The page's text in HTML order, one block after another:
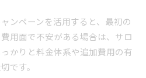
ンペーンを活用すると、最初の
用面で不安がある場合は、サロ
かりと料金体系や追加費用の有
です。